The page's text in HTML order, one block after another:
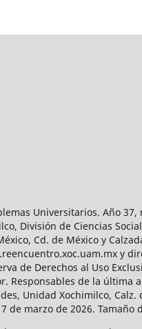
Universitarios. Año
División de Ciencias
Cd. de México y
y
de Derechos al Uso
Responsables de la última
Unidad Xochimilco,
de marzo de 2026. Tamaño